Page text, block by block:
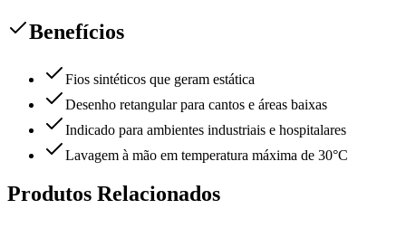
Benefícios
Fios sintéticos que geram estática
Desenho retangular para cantos e áreas baixas
Indicado para ambientes industriais e hospitalares
Lavagem à mão em temperatura máxima de 30°C
Produtos Relacionados